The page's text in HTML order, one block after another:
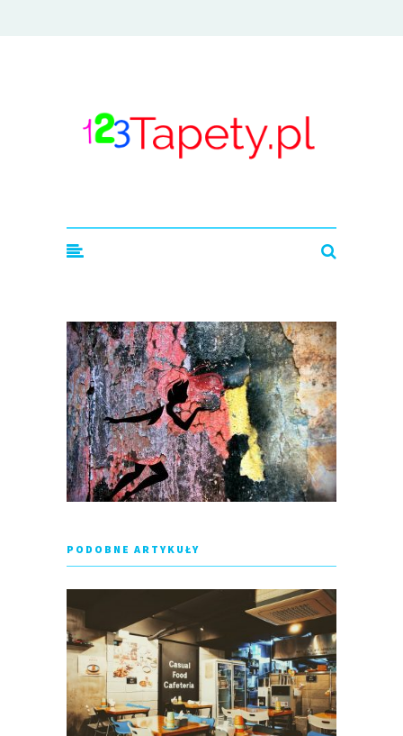
PODOBNE ARTYKUŁY